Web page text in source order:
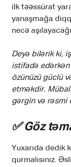
ilk təəssürat
yanaşmağa
necə
Deyə bilərik ki,
istifadə
özünüzü güclü
etməkdir.
gərgin və rəsmi
✅ Göz
Yuxarıda dedik
qurmalısınız.